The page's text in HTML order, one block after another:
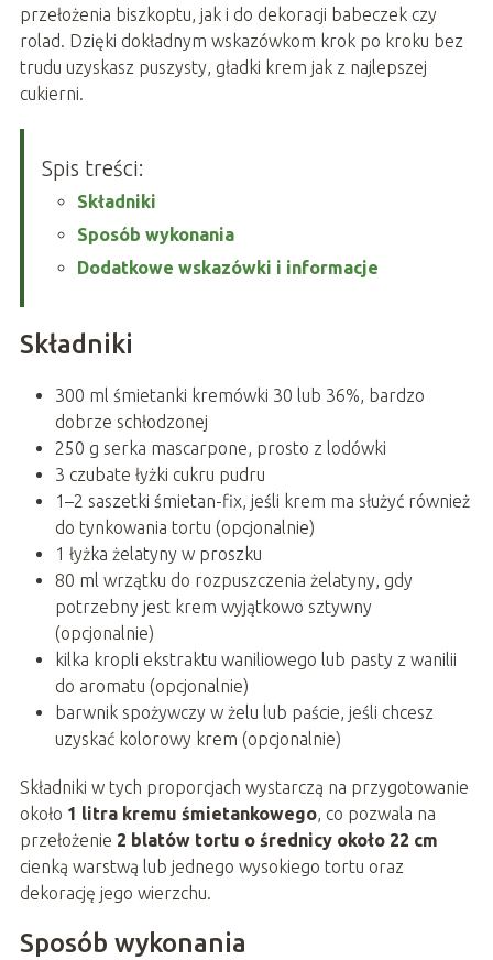
przełożenia biszkoptu, jak i do dekoracji babeczek czy
rolad. Dzięki dokładnym wskazówkom krok po kroku bez
trudu uzyskasz puszysty, gładki krem jak z najlepszej
cukierni.
Spis treści:
Składniki
Sposób wykonania
Dodatkowe wskazówki i informacje
Składniki
300 ml śmietanki kremówki 30 lub 36%, bardzo
dobrze schłodzonej
250 g serka mascarpone, prosto z lodówki
3 czubate łyżki cukru pudru
1–2 saszetki śmietan-fix, jeśli krem ma służyć również
do tynkowania tortu (opcjonalnie)
1 łyżka żelatyny w proszku
80 ml wrzątku do rozpuszczenia żelatyny, gdy
potrzebny jest krem wyjątkowo sztywny
(opcjonalnie)
kilka kropli ekstraktu waniliowego lub pasty z wanilii
do aromatu (opcjonalnie)
barwnik spożywczy w żelu lub paście, jeśli chcesz
uzyskać kolorowy krem (opcjonalnie)
Składniki w tych proporcjach wystarczą na przygotowanie
około 1 litra kremu śmietankowego, co pozwala na
przełożenie 2 blatów tortu o średnicy około 22 cm
cienką warstwą lub jednego wysokiego tortu oraz
dekorację jego wierzchu.
Sposób wykonania